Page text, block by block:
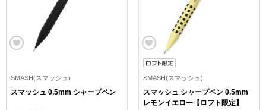
SMASH(スマッシュ)
スマッシュ 0.5mm シャープペン
SMASH(スマッシュ)
スマッシュ シャープペン 0.5mm
レモンイエロー【ロフト限定】